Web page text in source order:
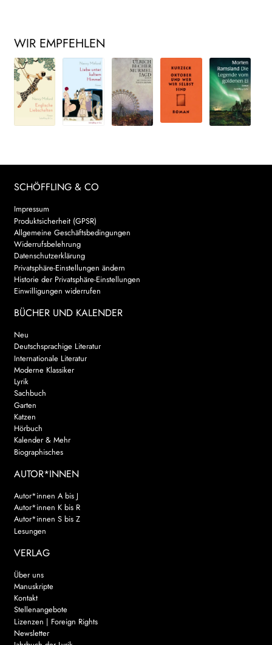
WIR EMPFEHLEN
SCHÖFFLING & CO
Impressum
Produktsicherheit (GPSR)
Allgemeine Geschäftsbedingungen
Widerrufsbelehrung
Datenschutzerklärung
Privatsphäre-Einstellungen ändern
Historie der Privatsphäre-Einstellungen
Einwilligungen widerrufen
BÜCHER UND KALENDER
Neu
Deutschsprachige Literatur
Internationale Literatur
Moderne Klassiker
Lyrik
Sachbuch
Garten
Katzen
Hörbuch
Kalender & Mehr
Biographisches
AUTOR*INNEN
Autor*innen A bis J
Autor*innen K bis R
Autor*innen S bis Z
Lesungen
VERLAG
Über uns
Manuskripte
Kontakt
Stellenangebote
Lizenzen | Foreign Rights
Newsletter